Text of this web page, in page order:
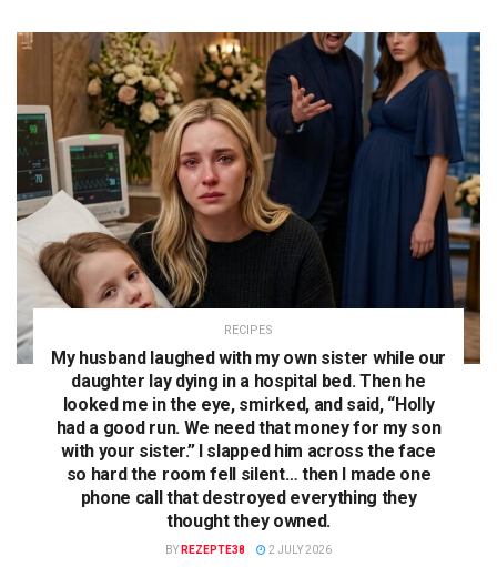
RECIPES
My husband laughed with my own sister while our
daughter lay dying in a hospital bed. Then he
looked me in the eye, smirked, and said, “Holly
had a good run. We need that money for my son
with your sister.” I slapped him across the face
so hard the room fell silent… then I made one
phone call that destroyed everything they
thought they owned.
BY REZEPTE38 2 JULY 2026